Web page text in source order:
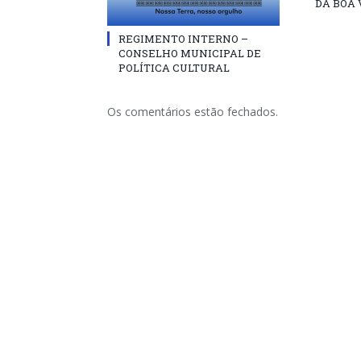
REGIMENTO INTERNO –
CONSELHO MUNICIPAL DE
POLÍTICA CULTURAL
DA BOA
Os comentários estão fechados.